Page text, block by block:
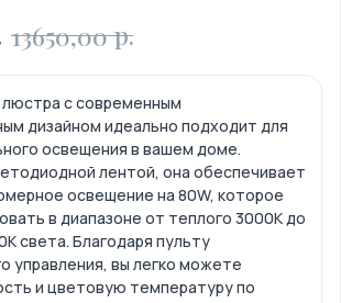
13650,00 р.
с современным
дизайном идеально подходит для
освещения в вашем доме.
лентой, она обеспечивает
освещение на 80W, которое
в диапазоне от теплого 3000K до
света. Благодаря пульту
управления, вы легко можете
и цветовую температуру по